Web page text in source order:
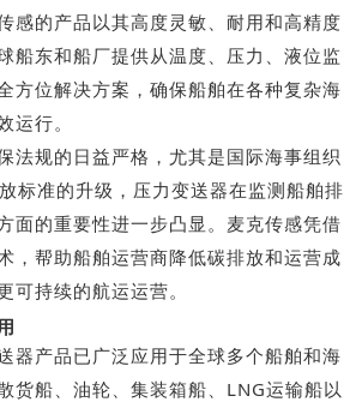
感的产品以其高度灵敏、耐用和高精度
船东和船厂提供从温度、压力、液位监
方位解决方案，确保船舶在各种复杂海
运行。
法规的日益严格，尤其是国际海事组织
标准的升级，压力变送器在监测船舶排
面的重要性进一步凸显。麦克传感凭借
，帮助船舶运营商降低碳排放和运营成
可持续的航运运营。
器产品已广泛应用于全球多个船舶和海
货船、油轮、集装箱船、LNG运输船以